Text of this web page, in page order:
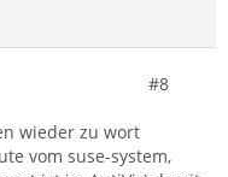
#8
wieder zu wort
vom suse-system,